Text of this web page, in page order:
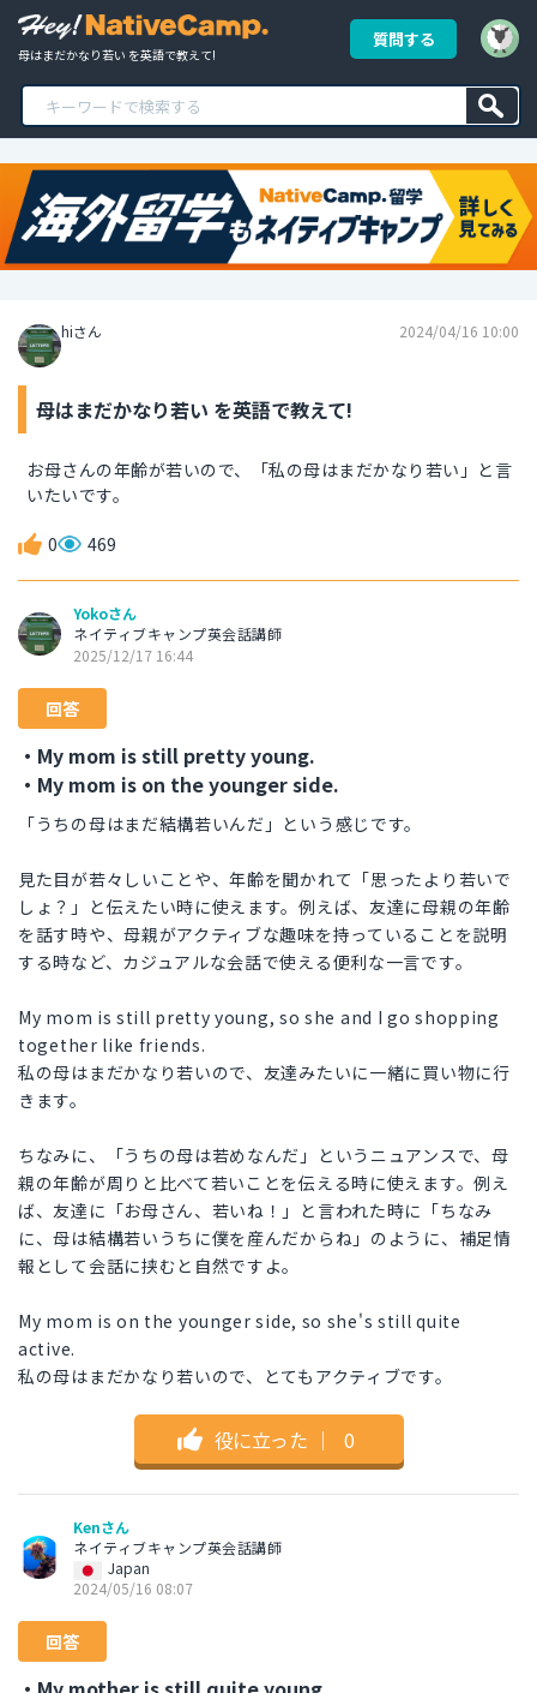
母はまだかなり若い を英語で教えて!
質問する
hiさん 2024/04/16 10:00
母はまだかなり若い を英語で教えて!
お母さんの年齢が若いので、「私の母はまだかなり若い」と言
いたいです。
0 469
Yokoさん
ネイティブキャンプ英会話講師
2025/12/17 16:44
回答
・My mom is still pretty young.
・My mom is on the younger side.
「うちの母はまだ結構若いんだ」という感じです。
見た目が若々しいことや、年齢を聞かれて「思ったより若いで
しょ？」と伝えたい時に使えます。例えば、友達に母親の年齢
を話す時や、母親がアクティブな趣味を持っていることを説明
する時など、カジュアルな会話で使える便利な一言です。
My mom is still pretty young, so she and I go shopping
together like friends.
私の母はまだかなり若いので、友達みたいに一緒に買い物に行
きます。
ちなみに、「うちの母は若めなんだ」というニュアンスで、母
親の年齢が周りと比べて若いことを伝える時に使えます。例え
ば、友達に「お母さん、若いね！」と言われた時に「ちなみ
に、母は結構若いうちに僕を産んだからね」のように、補足情
報として会話に挟むと自然ですよ。
My mom is on the younger side, so she's still quite
active.
私の母はまだかなり若いので、とてもアクティブです。
役に立った ｜ 0
Kenさん
ネイティブキャンプ英会話講師
Japan
2024/05/16 08:07
回答